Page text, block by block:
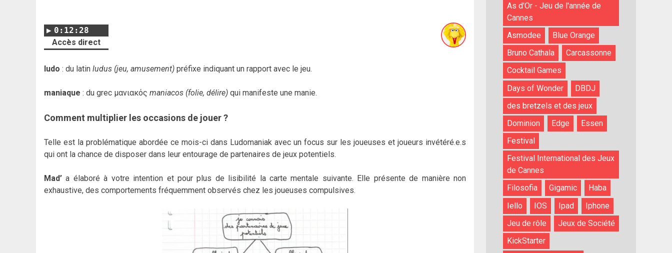
0:12:28
Accès direct
ludo : du latin ludus (jeu, amusement) préfixe indiquant un rapport avec le jeu.
maniaque : du grec μανιακός maniacos (folie, délire) qui manifeste une manie.
Comment multiplier les occasions de jouer ?
Telle est la problématique abordée ce mois-ci dans Ludomaniak avec un focus sur les joueuses et joueurs invétéré.e.s
qui ont la chance de disposer dans leur entourage de partenaires de jeux potentiels.
Mad’ a élaboré à votre intention et pour plus de lisibilité la carte mentale suivante. Elle présente de manière non
exhaustive, des comportements fréquemment observés chez les joueuses compulsives.
As d'Or - Jeu de l'année de
Cannes
Asmodee
Blue Orange
Bruno Cathala
Carcassonne
Cocktail Games
Days of Wonder
DBDJ
des bretzels et des jeux
Dominion
Edge
Essen
Festival
Festival International des Jeux
de Cannes
Filosofia
Gigamic
Haba
Iello
IOS Ipad
Iphone
Jeu de rôle
Jeux de Société
KickStarter